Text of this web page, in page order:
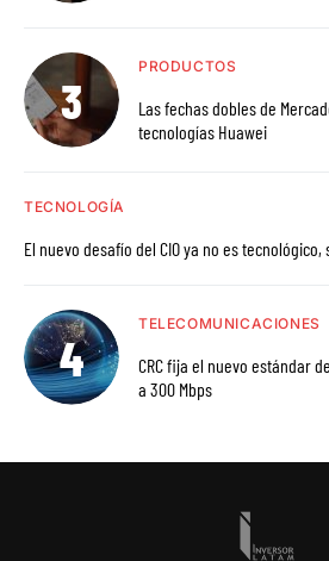
PRODUCTOS
Las fechas dobles de
tecnologías Huawei
TECNOLOGÍA
El nuevo desafío del CIO ya no es tecnológico,
TELECOMUNICACIONES
CRC fija el nuevo estándar
a 300 Mbps